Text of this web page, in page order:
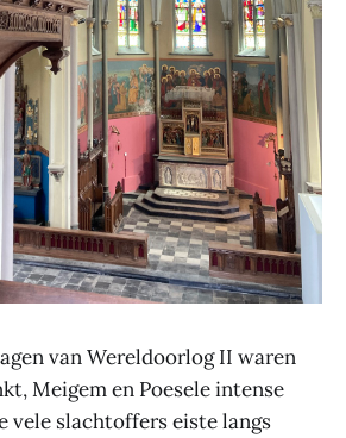
van Wereldoorlog II waren
Meigem en Poesele intense
vele slachtoffers eiste langs